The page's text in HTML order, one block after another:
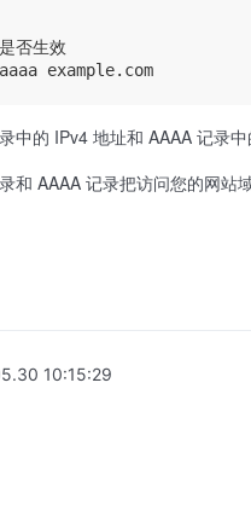
否生效
中的 IPv4 地址和 AAAA 记录
和 AAAA 记录把访问您的网站
10:15:29